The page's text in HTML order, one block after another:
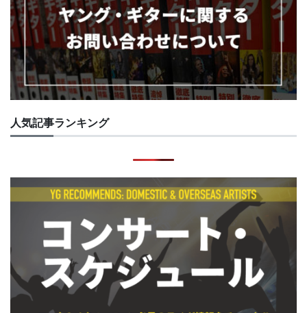
人気記事ランキング